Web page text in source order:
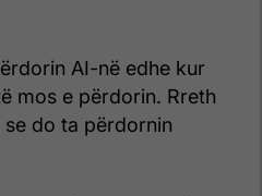
AI-në edhe kur
mos e përdorin. Rreth
do ta përdornin